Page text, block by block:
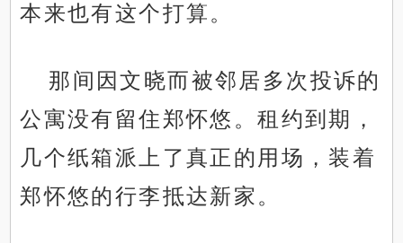
本来也有这个打算。
那间因文晓而被邻居多次投诉的
公寓没有留住郑怀悠。租约到期，
几个纸箱派上了真正的用场，装着
郑怀悠的行李抵达新家。